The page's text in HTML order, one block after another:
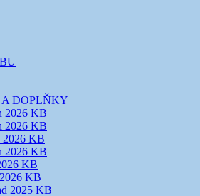
DOPLŇKY
2026 KB
2026 KB
2026 KB
2026 KB
KB
KB
2025 KB